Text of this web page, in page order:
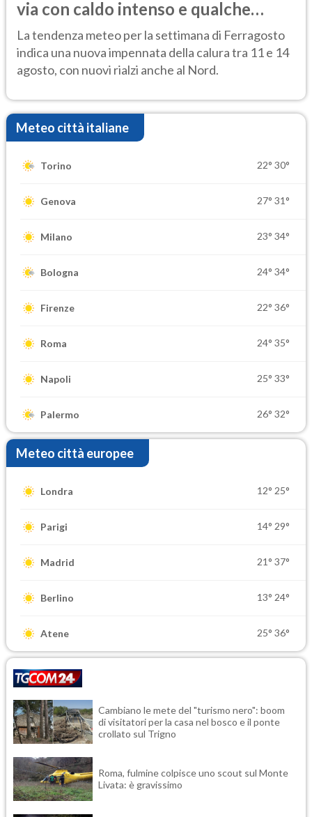
via con caldo intenso e qualche
temporale
La tendenza meteo per la settimana di Ferragosto
indica una nuova impennata della calura tra 11 e 14
agosto, con nuovi rialzi anche al Nord.
Meteo città italiane
Torino 22° 30°
Genova 27° 31°
Milano 23° 34°
Bologna 24° 34°
Firenze 22° 36°
Roma 24° 35°
Napoli 25° 33°
Palermo 26° 32°
Meteo città europee
Londra 12° 25°
Parigi 14° 29°
Madrid 21° 37°
Berlino 13° 24°
Atene 25° 36°
Cambiano le mete del "turismo nero": boom
di visitatori per la casa nel bosco e il ponte
crollato sul Trigno
Roma, fulmine colpisce uno scout sul Monte
Livata: è gravissimo